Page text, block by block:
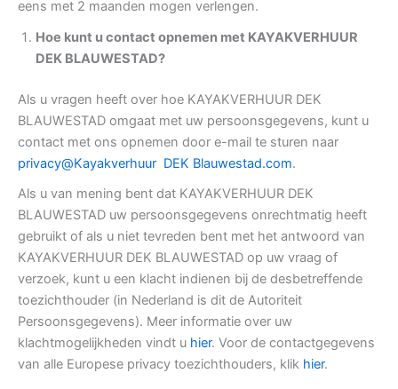
eens met 2 maanden mogen verlengen.
Hoe kunt u contact opnemen met KAYAKVERHUUR
DEK BLAUWESTAD?
Als u vragen heeft over hoe KAYAKVERHUUR DEK
BLAUWESTAD omgaat met uw persoonsgegevens, kunt u
contact met ons opnemen door e-mail te sturen naar
privacy@Kayakverhuur DEK Blauwestad.com.
Als u van mening bent dat KAYAKVERHUUR DEK
BLAUWESTAD uw persoonsgegevens onrechtmatig heeft
gebruikt of als u niet tevreden bent met het antwoord van
KAYAKVERHUUR DEK BLAUWESTAD op uw vraag of
verzoek, kunt u een klacht indienen bij de desbetreffende
toezichthouder (in Nederland is dit de Autoriteit
Persoonsgegevens). Meer informatie over uw
klachtmogelijkheden vindt u hier. Voor de contactgegevens
van alle Europese privacy toezichthouders, klik hier.